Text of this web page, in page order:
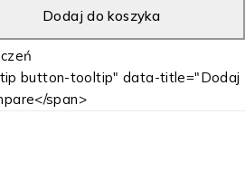
Dodaj do koszyka
button-tooltip" data-title="Dodaj
span>